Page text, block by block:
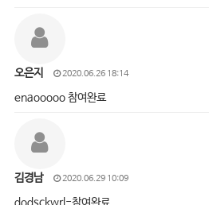
오은지 2020.06.26 18:14
enaooooo 참여완료
김경남 2020.06.29 10:09